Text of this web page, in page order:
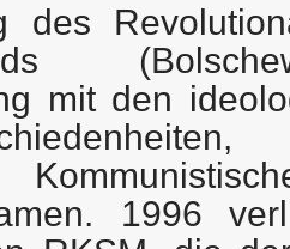
des
mit den
1996